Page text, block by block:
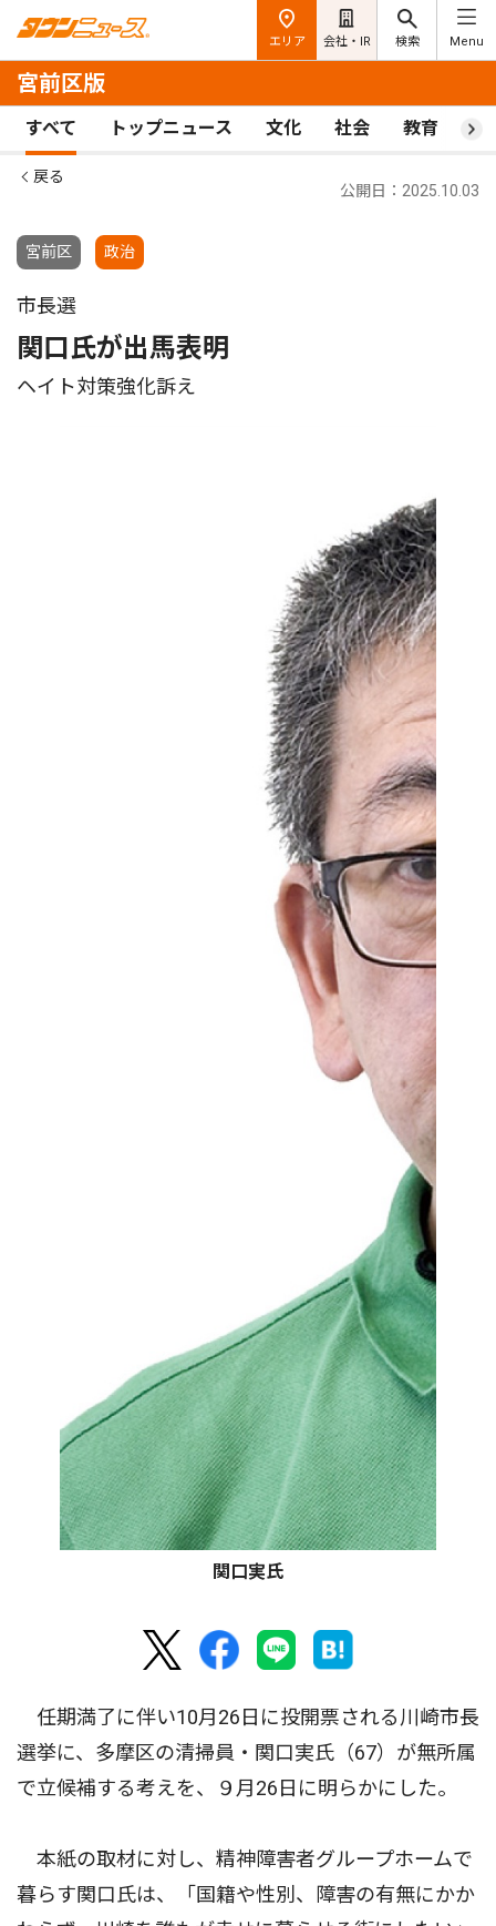
エリア 会社・IR 検索 Menu
宮前区版
すべて トップニュース 文化 社会 教育 ス
戻る
宮前区 政治
公開日：2025.10.03
市長選
関口氏が出馬表明
ヘイト対策強化訴え
関口実氏
任期満了に伴い10月26日に投開票される川崎市長
選挙に、多摩区の清掃員・関口実氏（67）が無所属
で立候補する考えを、９月26日に明らかにした。
本紙の取材に対し、精神障害者グループホームで
暮らす関口氏は、「国籍や性別、障害の有無にかか